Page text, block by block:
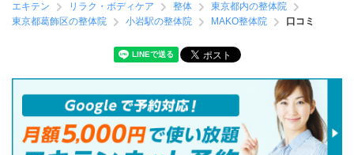
エキテン
リラク・ボディケア 整体
東京都内の整体院
東京都葛飾区の整体院
小岩駅の整体院 MAKO整体院 口コミ